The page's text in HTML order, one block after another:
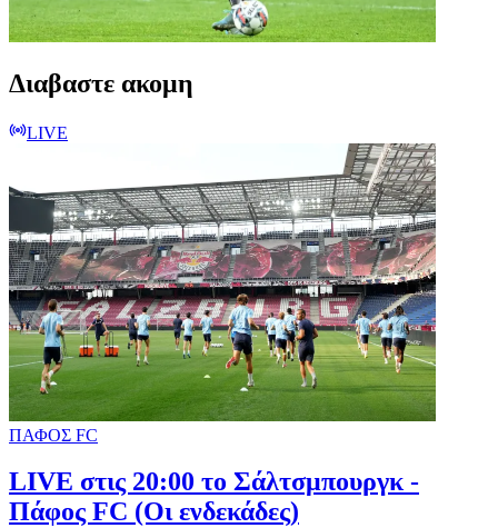
Διαβαστε ακομη
LIVE
ΠΑΦΟΣ FC
LIVE στις 20:00 το Σάλτσμπουργκ -
Πάφος FC (Οι ενδεκάδες)